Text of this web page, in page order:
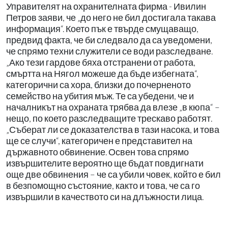
Управителят на охранителната фирма - Ивилин
Петров заяви, че „до него не бил достигала такава
информация“. Което пък е твърде смущаващо,
предвид факта, че би следвало да са уведомени,
че спрямо техни служители се води разследване.
„Ако тези гардове бяха отстранени от работа,
смъртта на Нягол можеше да бъде избегната“,
категорични са хора, близки до почерненото
семейство на убития мъж. Те са убедени, че и
началникът на охраната трябва да влезе „в кюпа“ –
нещо, по което разследващите трескаво работят.
„Съберат ли се доказателства в тази насока, и това
ще се случи“, категоричен е представител на
държавното обвинение. Освен това спрямо
извършителите вероятно ще бъдат повдигнати
още две обвинения – че са убили човек, който е бил
в безпомощно състояние, както и това, че са го
извършили в качеството си на длъжности лица.